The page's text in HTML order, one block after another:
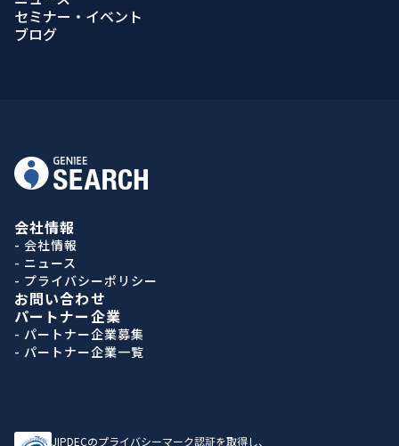
セミナー・イベント
ブログ
会社情報
- 会社情報
- ニュース
- プライバシーポリシー
お問い合わせ
パートナー企業
- パートナー企業募集
- パートナー企業一覧
JIPDECのプライバシーマーク認証を取得し、